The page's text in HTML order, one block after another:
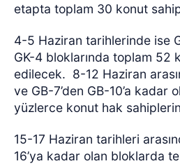
etapta toplam 30 konut
4-5 Haziran tarihlerinde ise
GK-4 bloklarında toplam 52
edilecek. 8-12 Haziran
ve GB-7’den GB-10’a kadar
yüzlerce konut hak
15-17 Haziran tarihleri
16’ya kadar olan bloklarda